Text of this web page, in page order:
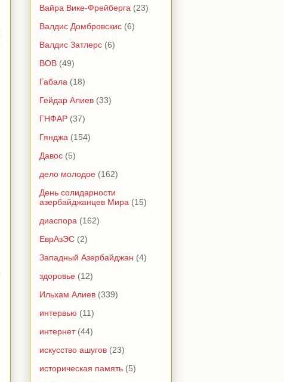
Вайра Вике-Фрейберга (23)
Валдис Домбровскис (6)
Валдис Затлерс (6)
ВОВ (49)
Габала (18)
Гейдар Алиев (33)
ГНФАР (37)
Гянджа (154)
Давос (5)
дело молодое (162)
День солидарности
азербайджанцев Мира (15)
диаспора (162)
ЕврАзЭС (2)
Западный Азербайджан (4)
здоровье (12)
Ильхам Алиев (339)
интервью (11)
интернет (44)
искусство ашугов (23)
историческая память (5)